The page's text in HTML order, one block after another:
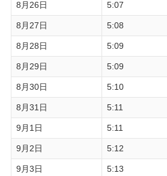
8月26日 5:07
8月27日 5:08
8月28日 5:09
8月29日 5:09
8月30日 5:10
8月31日 5:11
9月1日 5:11
9月2日 5:12
9月3日 5:13